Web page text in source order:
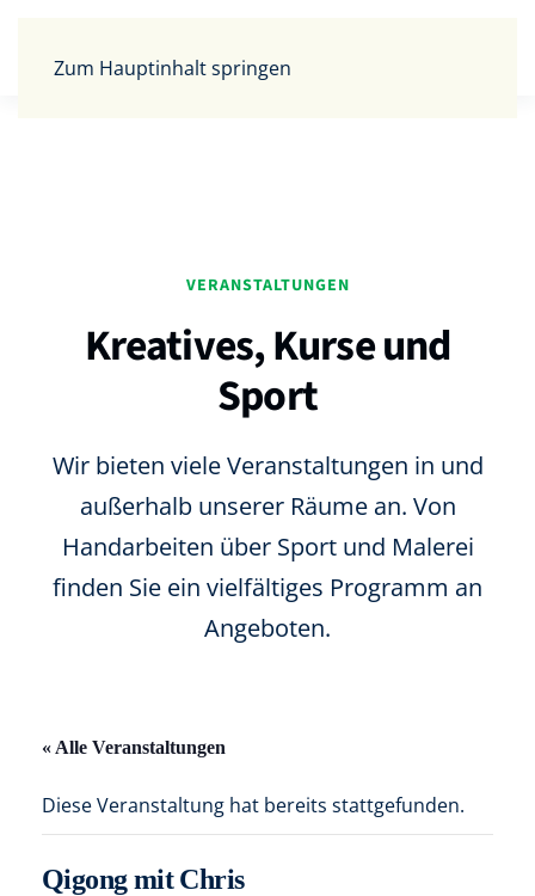
Zum Hauptinhalt springen
VERANSTALTUNGEN
Kreatives, Kurse und
Sport
Wir bieten viele Veranstaltungen in und
außerhalb unserer Räume an. Von
Handarbeiten über Sport und Malerei
finden Sie ein vielfältiges Programm an
Angeboten.
« Alle Veranstaltungen
Diese Veranstaltung hat bereits stattgefunden.
Qigong mit Chris